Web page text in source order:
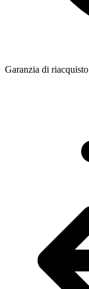
Garanzia di riacquisto